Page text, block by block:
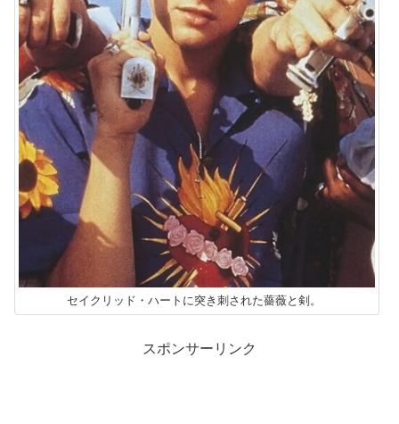
セイクリッド・ハートに突き刺された薔薇と剣。
スポンサーリンク